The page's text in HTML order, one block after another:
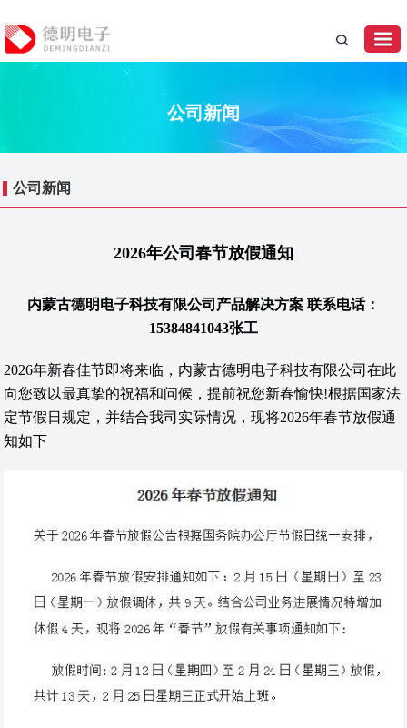
公司新闻
公司新闻
2026年公司春节放假通知
内蒙古德明电子科技有限公司产品解决方案 联系电话：
15384841043张工
2026年新春佳节即将来临，内蒙古德明电子科技有限公司在此
向您致以最真挚的祝福和问候，提前祝您新春愉快!根据国家法
定节假日规定，并结合我司实际情况，现将2026年春节放假通
知如下